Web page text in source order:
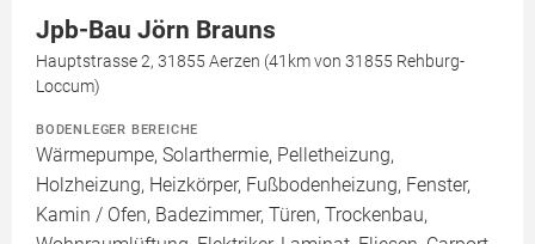
Jpb-Bau Jörn Brauns
Hauptstrasse 2, 31855 Aerzen (41km von 31855 Rehburg-
Loccum)
BODENLEGER BEREICHE
Wärmepumpe, Solarthermie, Pelletheizung,
Holzheizung, Heizkörper, Fußbodenheizung, Fenster,
Kamin / Ofen, Badezimmer, Türen, Trockenbau,